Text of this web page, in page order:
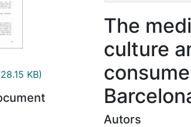
KB)
The
culture
Autors